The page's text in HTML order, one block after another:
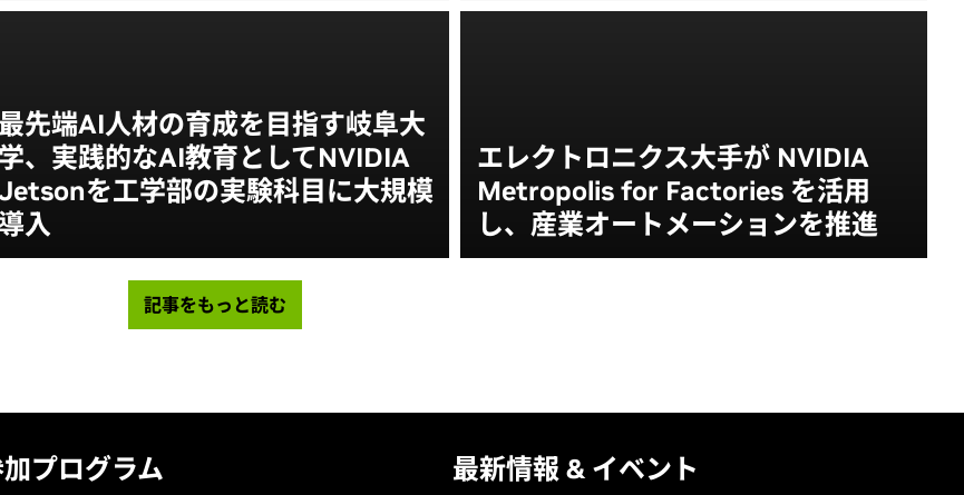
最先端AI人材の育成を目指す岐阜大
学、実践的なAI教育としてNVIDIA
を工学部の実験科目に大規模
導入
エレクトロニクス大手が NVIDIA
Metropolis for Factories を活用
し、産業オートメーションを推進
記事をもっと読む
プログラム 最新情報 & イベント